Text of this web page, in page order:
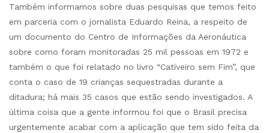
Também informamos sobre duas pesquisas que temos feito
em parceria com o jornalista Eduardo Reina, a respeito de
um documento do Centro de Informações da Aeronáutica
sobre como foram monitoradas 25 mil pessoas em 1972 e
também o que foi relatado no livro “Cativeiro sem Fim”, que
conta o caso de 19 crianças sequestradas durante a
ditadura; há mais 35 casos que estão sendo investigados. A
última coisa que a gente informou foi que o Brasil precisa
urgentemente acabar com a aplicação que tem sido feita da